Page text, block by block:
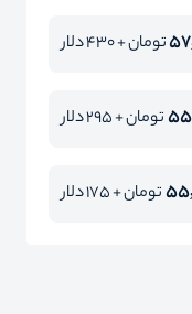
تومان + 430 دلار
تومان + 295 دلار
تومان + 175 دلار